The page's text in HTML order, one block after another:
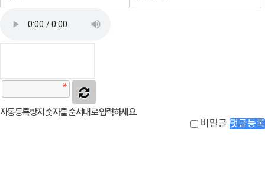
자동등록방지 숫자를 순서대로 입력하세요.
비밀글 댓글등록